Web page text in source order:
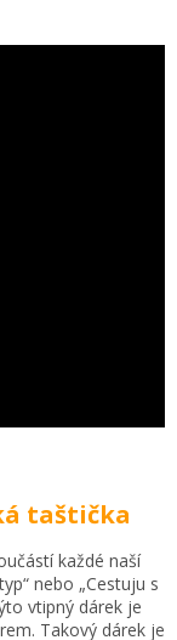
taštička
každé naší
nebo „Cestuju s
vtipný dárek je
Takový dárek je